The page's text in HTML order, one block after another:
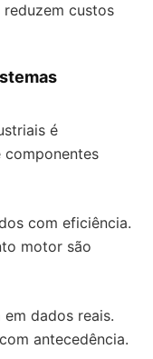
custos
é
componentes
com eficiência.
motor são
dados reais.
antecedência.